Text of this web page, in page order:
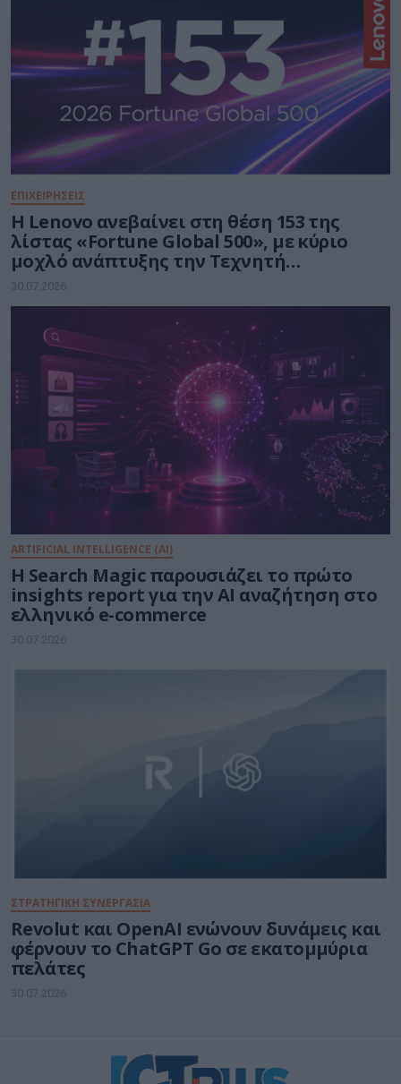
ΕΠΙΧΕΙΡΗΣΕΙΣ
Η Lenovo ανεβαίνει στη θέση 153 της
λίστας «Fortune Global 500», με κύριο
μοχλό ανάπτυξης την Τεχνητή
Νοημοσύνη
30.07.2026
ARTIFICIAL INTELLIGENCE (AI)
Η Search Magic παρουσιάζει το πρώτο
insights report για την AI αναζήτηση στο
ελληνικό e-commerce
30.07.2026
ΣΤΡΑΤΗΓΙΚΗ ΣΥΝΕΡΓΑΣΙΑ
Revolut και OpenAI ενώνουν δυνάμεις και
φέρνουν το ChatGPT Go σε εκατομμύρια
πελάτες
30.07.2026